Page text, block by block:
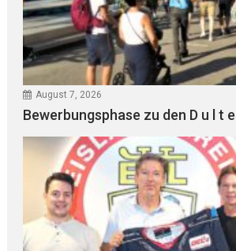
August 7, 2026
Bewerbungsphase zu den D u l t